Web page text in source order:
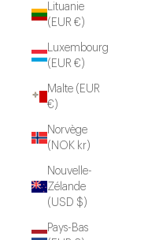
Lituanie
(EUR €)
Luxembourg
(EUR €)
Malte (EUR
€)
Norvège
(NOK kr)
Nouvelle-
Zélande
(USD $)
Pays-Bas